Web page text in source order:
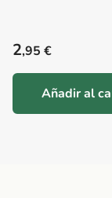
Precio habitual
2,95 €
Añadir al